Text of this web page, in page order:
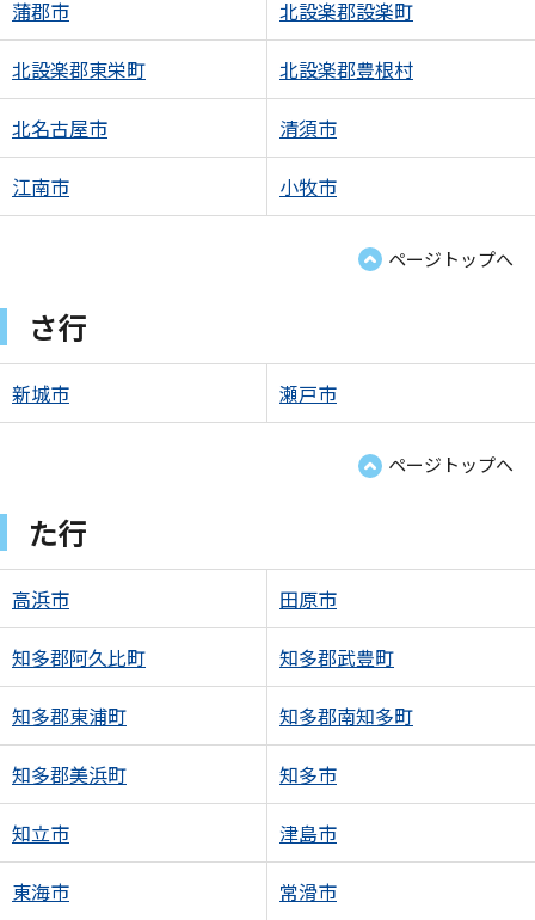
蒲郡市 北設楽郡設楽町
北設楽郡東栄町 北設楽郡豊根村
北名古屋市 清須市
江南市 小牧市
ページトップへ
さ行
新城市 瀬戸市
ページトップへ
た行
高浜市 田原市
知多郡阿久比町 知多郡武豊町
知多郡東浦町 知多郡南知多町
知多郡美浜町 知多市
知立市 津島市
東海市 常滑市